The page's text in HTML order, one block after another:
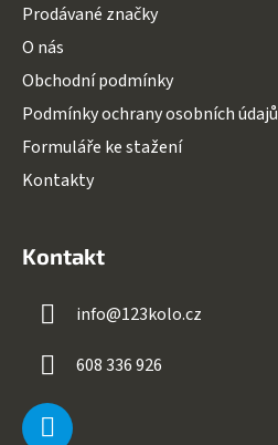
Prodávané značky
O nás
Obchodní podmínky
Podmínky ochrany osobních údajů
Formuláře ke stažení
Kontakty
Kontakt
info@123kolo.cz
608 336 926